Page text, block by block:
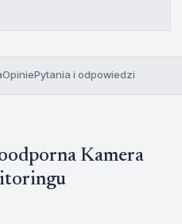
OpiniePytania i odpowiedzi
Kamera